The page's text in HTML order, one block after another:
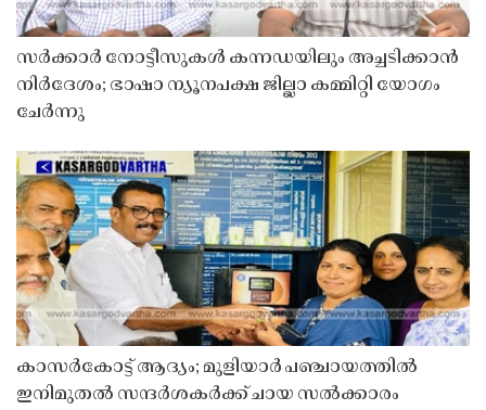
സർക്കാർ നോട്ടീസുകൾ കന്നഡയിലും അച്ചടിക്കാൻ
നിർദേശം; ഭാഷാ ന്യൂനപക്ഷ ജില്ലാ കമ്മിറ്റി യോഗം
ചേർന്നു
കാസർകോട്ട് ആദ്യം; മുളിയാർ പഞ്ചായത്തിൽ
ഇനിമുതൽ സന്ദർശകർക്ക് ചായ സൽക്കാരം